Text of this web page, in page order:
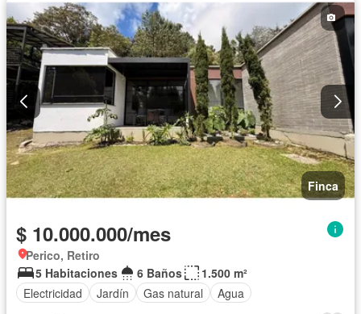
Finca
$ 10.000.000/mes
Perico, Retiro
5 Habitaciones
6 Baños
1.500 m²
Electricidad
Jardín Gas natural Agua